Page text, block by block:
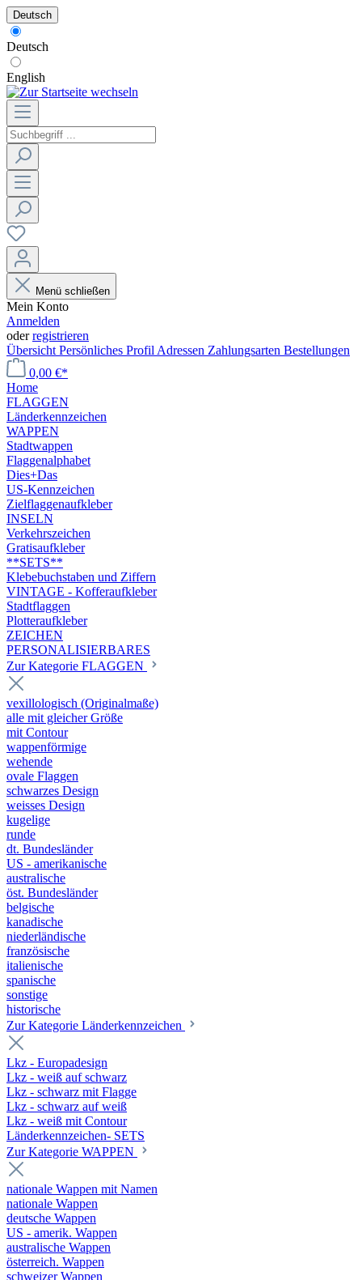
Deutsch
Deutsch
English
Menü schließen
Mein Konto
Anmelden
oderregistrieren
Übersicht Persönliches Profil Adressen Zahlungsarten Bestellungen
0,00 €*
Home
FLAGGEN
Länderkennzeichen
WAPPEN
Stadtwappen
Flaggenalphabet
Dies+Das
US-Kennzeichen
Zielflaggenaufkleber
INSELN
Verkehrszeichen
Gratisaufkleber
**SETS**
Klebebuchstaben und Ziffern
VINTAGE - Kofferaufkleber
Stadtflaggen
Plotteraufkleber
ZEICHEN
PERSONALISIERBARES
Zur Kategorie FLAGGEN
vexillologisch (Originalmaße)
alle mit gleicher Größe
mit Contour
wappenförmige
wehende
ovale Flaggen
schwarzes Design
weisses Design
kugelige
runde
dt. Bundesländer
US - amerikanische
australische
öst. Bundesländer
belgische
kanadische
niederländische
französische
italienische
spanische
sonstige
historische
Zur Kategorie Länderkennzeichen
Lkz - Europadesign
Lkz - weiß auf schwarz
Lkz - schwarz mit Flagge
Lkz - schwarz auf weiß
Lkz - weiß mit Contour
Länderkennzeichen- SETS
Zur Kategorie WAPPEN
nationale Wappen mit Namen
nationale Wappen
deutsche Wappen
US - amerik. Wappen
australische Wappen
österreich. Wappen
schweizer Wappen